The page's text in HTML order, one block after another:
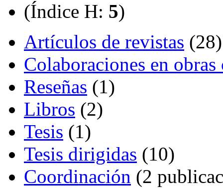
(Índice H: 5)
Artículos de revistas (28)
Colaboraciones en
Reseñas (1)
Libros (2)
Tesis (1)
Tesis dirigidas (10)
Coordinación (2